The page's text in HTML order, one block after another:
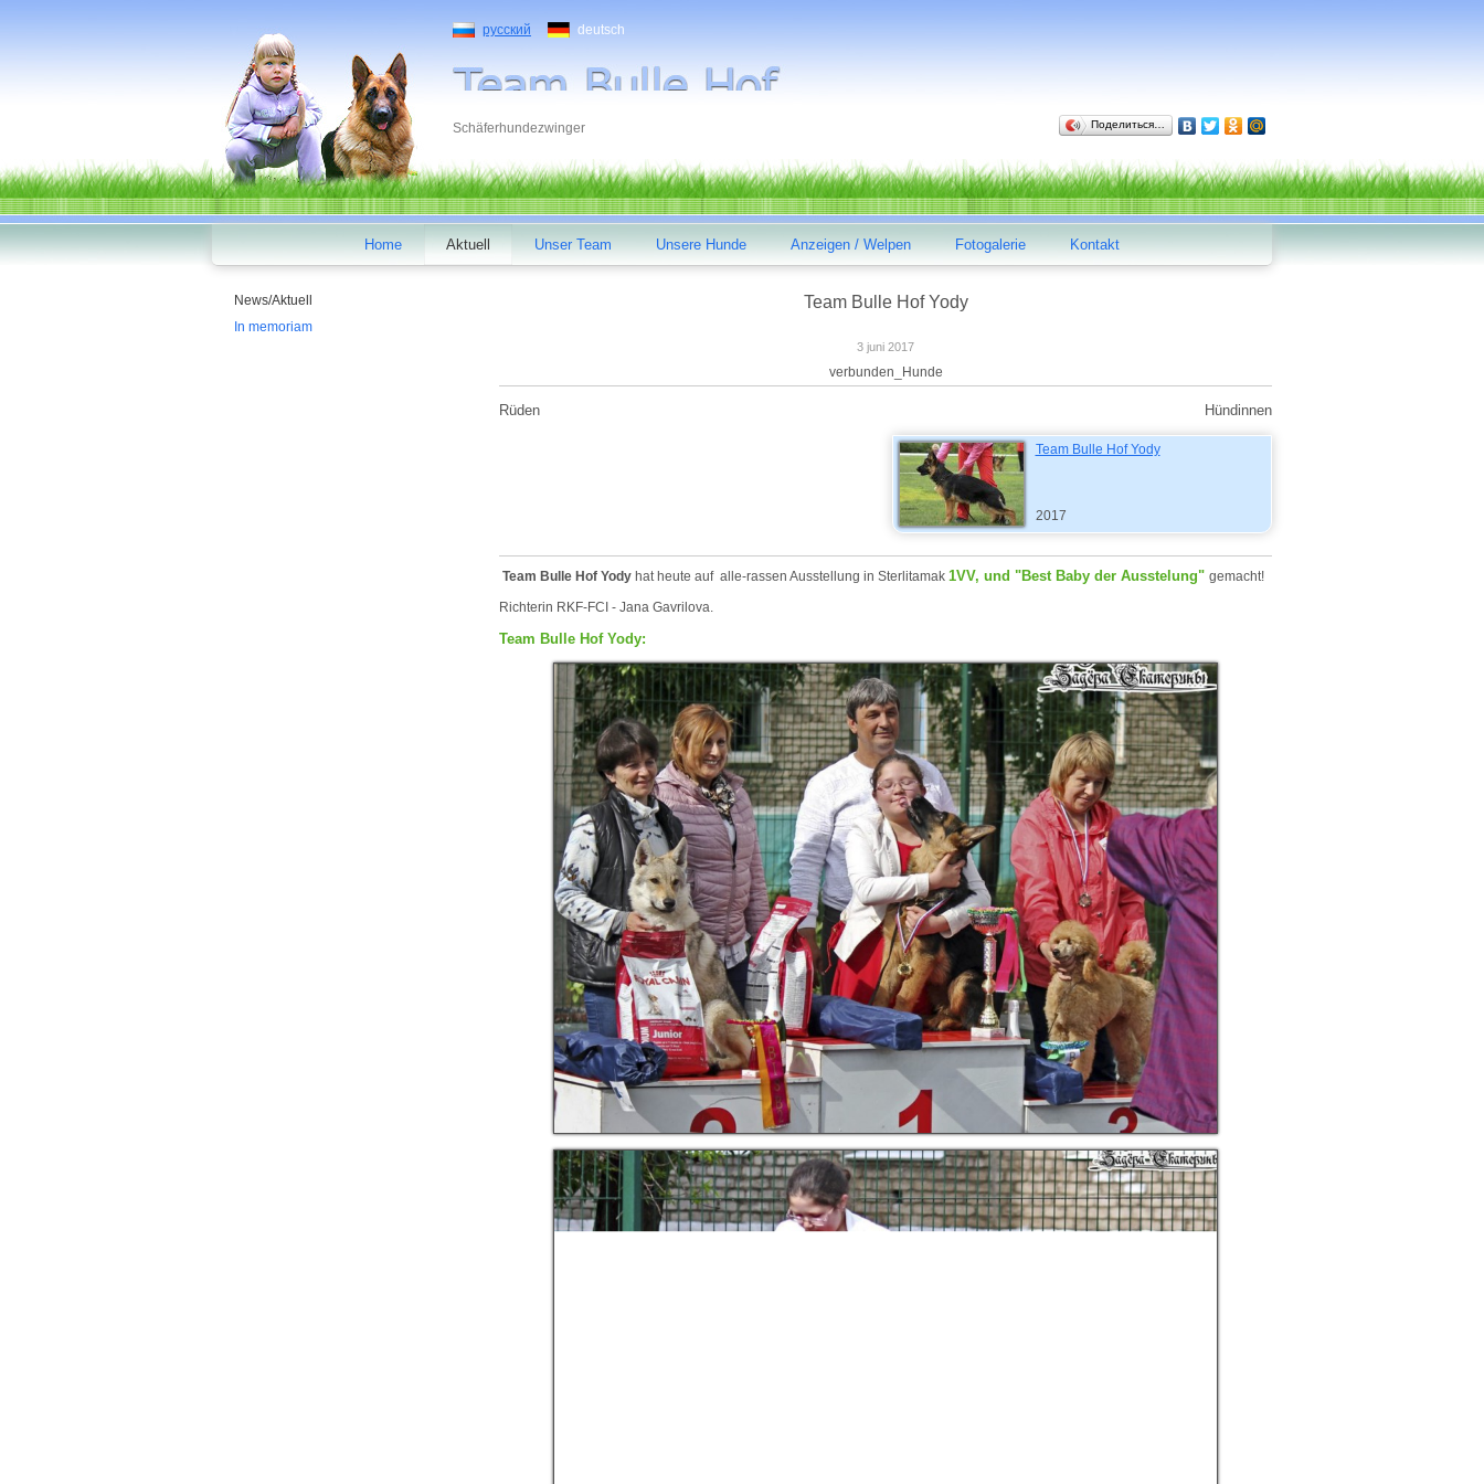
русский deutsch
Поделиться…
Schäferhundezwinger
Home Aktuell Unser Team Unsere Hunde Anzeigen / Welpen Fotogalerie Kontakt
News/Aktuell
In memoriam
Team Bulle Hof Yody
3 juni 2017
verbunden_Hunde
Rüden Hündinnen
Team Bulle Hof Yody
2017
Team Bulle Hof Yody hat heute auf alle-rassen Ausstellung in Sterlitamak 1VV, und "Best Baby der Ausstelung" gemacht!
Richterin RKF-FCI - Jana Gavrilova.
Team Bulle Hof Yody: